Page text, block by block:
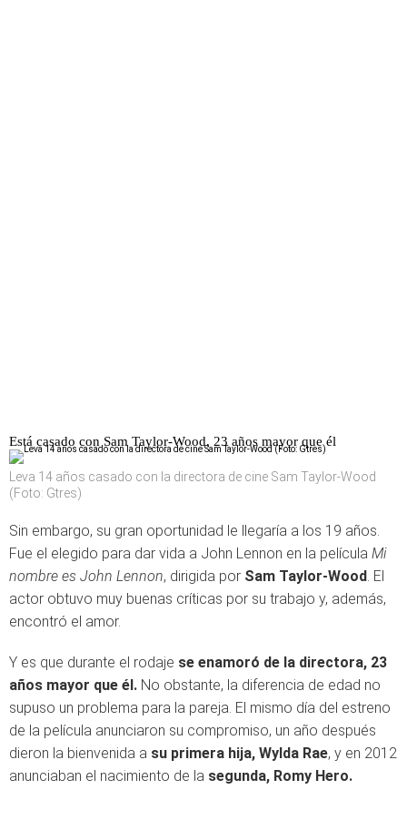
Está casado con Sam Taylor-Wood, 23 años mayor que él
Leva 14 años casado con la directora de cine Sam Taylor-Wood
(Foto: Gtres)
Sin embargo, su gran oportunidad le llegaría a los 19 años.
Fue el elegido para dar vida a John Lennon en la película Mi
nombre es John Lennon, dirigida por Sam Taylor-Wood. El
actor obtuvo muy buenas críticas por su trabajo y, además,
encontró el amor.
Y es que durante el rodaje se enamoró de la directora, 23
años mayor que él. No obstante, la diferencia de edad no
supuso un problema para la pareja. El mismo día del estreno
de la película anunciaron su compromiso, un año después
dieron la bienvenida a su primera hija, Wylda Rae, y en 2012
anunciaban el nacimiento de la segunda, Romy Hero.